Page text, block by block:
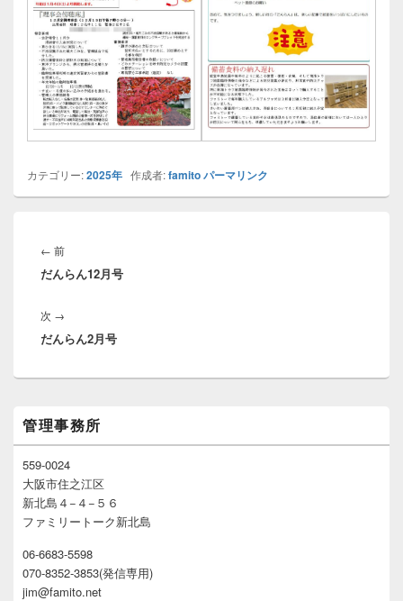
カテゴリー:2025年 作成者:famitoパーマリンク
稿
ナ
ゲ
ー
シ
← 前前
の
だんらん12月号
次 →
の
稿:
だんらん2月号
イ
ン
サ
ド
バ
ィ
ジ
ェ
管理事務所
559-0024
大阪市住之江区
新北島４−４−５６
ファミリートーク新北島
06-6683-5598
070-8352-3853(発信専用)
jim@famito.net